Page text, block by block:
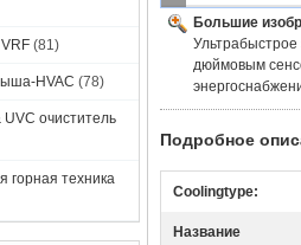
(81)
HVAC (78)
UVC очиститель
горная техника
Большие
дюймовым
Подробное
Coolingtype:
Название